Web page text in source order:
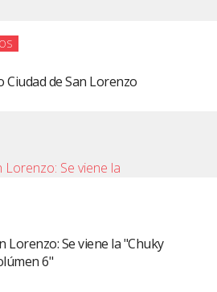
Ciudad de San Lorenzo
Lorenzo: Se viene la "Chuky
6"